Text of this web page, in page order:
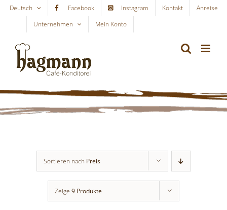
Skip
content
Deutsch Facebook Instagram Kontakt
Anreise
Unternehmen
Mein Konto
Sortieren nach Preis
Zeige 9 Produkte